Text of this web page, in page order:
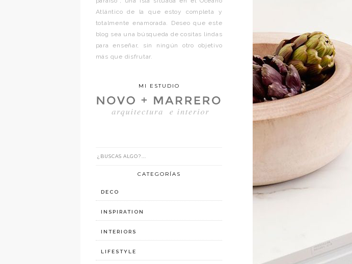
Atlántico de la que estoy completa y
totalmente enamorada. Deseo que este
blog sea una búsqueda de cositas lindas
para enseñar, sin ningún otro objetivo
más que disfrutar.
MI ESTUDIO
CATEGORÍAS
DECO
INSPIRATION
INTERIORS
LIFESTYLE